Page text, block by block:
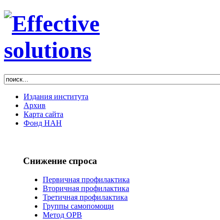
Издания института
Архив
Карта сайта
Фонд НАН
Снижение спроса
Первичная профилактика
Вторичная профилактика
Третичная профилактика
Группы самопомощи
Метод ОРВ